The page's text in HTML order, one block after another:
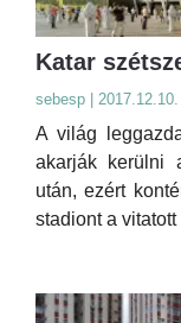
Katar
sebesp |
A világ
akarják kerülni
után, ezért
stadiont a